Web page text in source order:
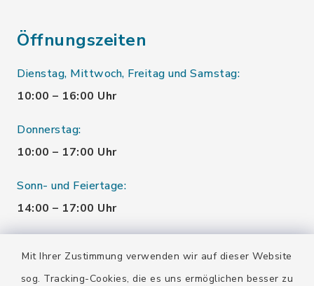
Mit Ihrer Zustimmung verwenden wir auf dieser Website
sog. Tracking-Cookies, die es uns ermöglichen besser zu
Öffnungszeiten
Dienstag, Mittwoch, Freitag und Samstag:
10:00 – 16:00 Uhr
Donnerstag:
10:00 – 17:00 Uhr
Sonn- und Feiertage:
14:00 – 17:00 Uhr
geschlossen